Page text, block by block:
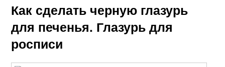
Как сделать черную глазурь
для печенья. Глазурь для
росписи